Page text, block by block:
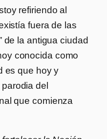
refiriendo al
fuera de las
de la antigua ciudad
conocida como
es que hoy y
del
que comienza